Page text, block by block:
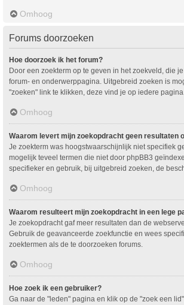
Omhoog
Forums doorzoeken
Hoe doorzoek ik het forum?
Door een zoekterm op te geven in het zoekveld, die
forum- en onderwerppagina. Uitgebreid zoeken is
"zoeken" link te klikken, deze vind je op iedere
Omhoog
Waarom levert mijn zoekopdracht geen resultaten
Je zoekterm was hoogstwaarschijnlijk niet specifiek
mogelijk teveel termen die niet door phpBB3
specifieker en gebruik, bij uitgebreid zoeken, de
Omhoog
Waarom resulteert mijn zoekopdracht in een lege
Je zoekopdracht gaf meer resultaten dan de
Gebruik de geavanceerde zoekfunctie en wees
zoektermen als de te doorzoeken forums.
Omhoog
Hoe zoek ik een gebruiker?
Ga naar de "leden" pagina en klik op de "zoek een